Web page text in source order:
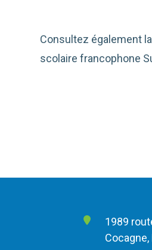
Consultez également
scolaire francophone
1989